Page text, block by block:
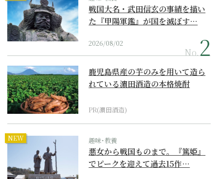
戦国大名・武田信玄の事績を描い
た『甲陽軍鑑』が国を滅ぼす…
2026/08/02
No.
鹿児島県産の芋のみを用いて造ら
れている濵田酒造の本格焼酎
PR(濵田酒造)
NEW 趣味･教養
悪女から戦国ものまで。『篤姫』
でピークを迎えて過去15作…